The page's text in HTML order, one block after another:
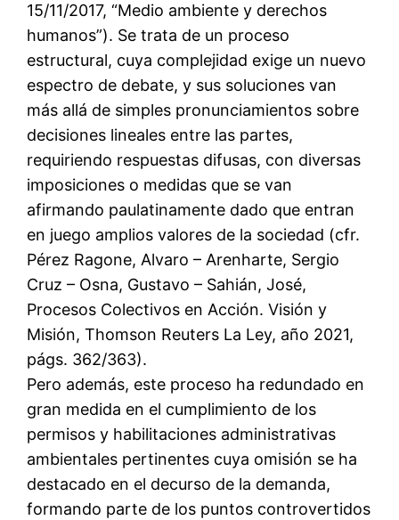
15/11/2017, “Medio ambiente y derechos
humanos”). Se trata de un proceso
estructural, cuya complejidad exige un nuevo
espectro de debate, y sus soluciones van
más allá de simples pronunciamientos sobre
decisiones lineales entre las partes,
requiriendo respuestas difusas, con diversas
imposiciones o medidas que se van
afirmando paulatinamente dado que entran
en juego amplios valores de la sociedad (cfr.
Pérez Ragone, Alvaro – Arenharte, Sergio
Cruz – Osna, Gustavo – Sahián, José,
Procesos Colectivos en Acción. Visión y
Misión, Thomson Reuters La Ley, año 2021,
págs. 362/363).
Pero además, este proceso ha redundado en
gran medida en el cumplimiento de los
permisos y habilitaciones administrativas
ambientales pertinentes cuya omisión se ha
destacado en el decurso de la demanda,
formando parte de los puntos controvertidos